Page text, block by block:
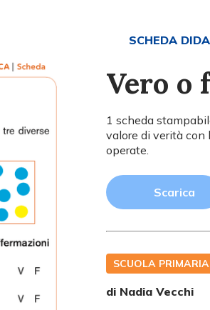
SCHEDA
Vero o
1 scheda
valore di verità con
operate.
Scarica
SCUOLA PRIMARIA
di Nadia Vecchi